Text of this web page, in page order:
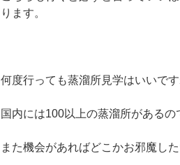
ります。
何度行っても蒸溜所見学はいいです
国内には100以上の蒸溜所があるの
また機会があればどこかお邪魔し